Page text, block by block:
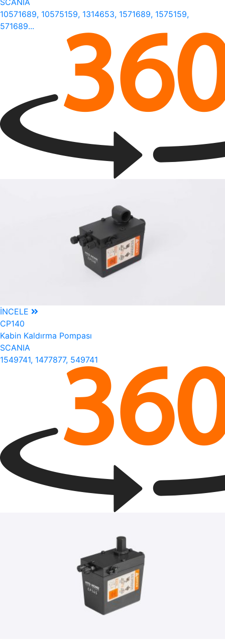
SCANIA
10571689, 10575159, 1314653, 1571689, 1575159,
571689...
İNCELE
CP140
Kabin Kaldırma Pompası
SCANIA
1549741, 1477877, 549741